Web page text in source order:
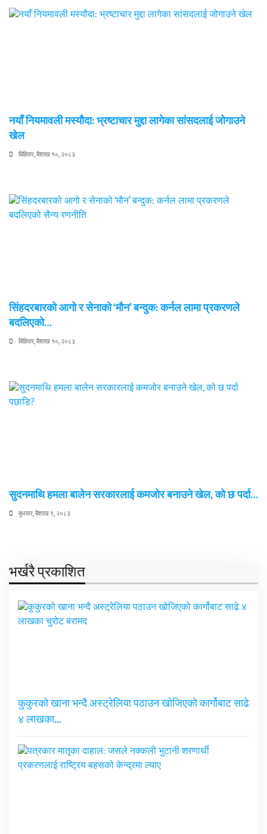
नयाँ नियमावली मस्यौदा: भ्रष्टाचार मुद्दा लागेका सांसदलाई जोगाउने
खेल
बिहिवार, बैशाख १०, २०८३
सिंहदरबारको आगो र सेनाको ‘मौन’ बन्दुक: कर्नल लामा प्रकरणले
बदलिएको…
बिहिवार, बैशाख १०, २०८३
सुदनमाथि हमला बालेन सरकारलाई कमजोर बनाउने खेल, को छ पर्दा…
बुधवार, बैशाख ९, २०८३
भर्खरै प्रकाशित
कुकुरको खाना भन्दै अस्ट्रेलिया पठाउन खोजिएको कार्गोबाट साढे
४ लाखका…